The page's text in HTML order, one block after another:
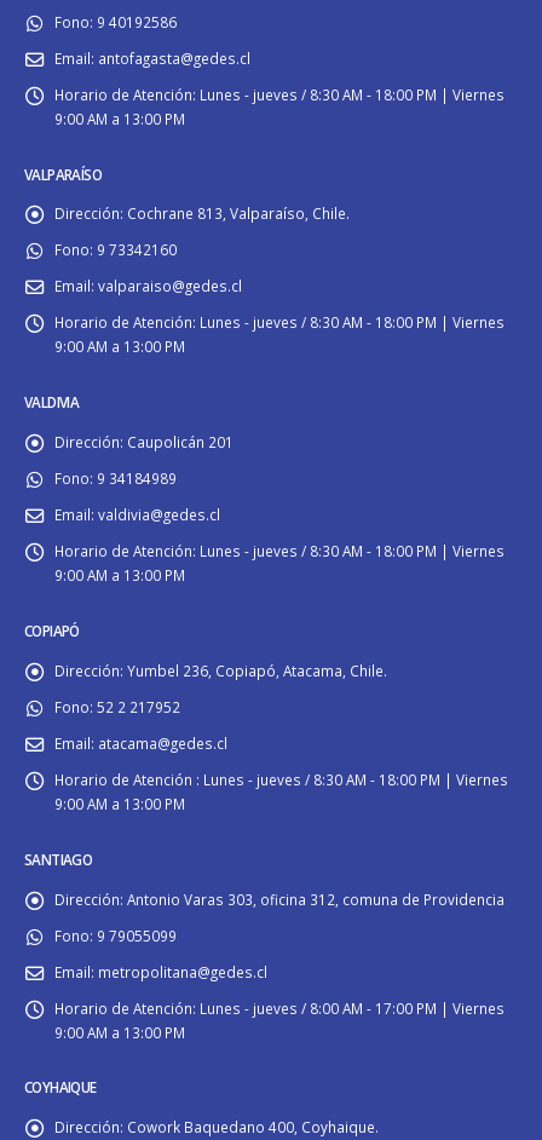
Fono: 9 40192586
Email: antofagasta@gedes.cl
Horario de Atención: Lunes - jueves / 8:30 AM - 18:00 PM | Viernes
9:00 AM a 13:00 PM
VALPARAÍSO
Dirección: Cochrane 813, Valparaíso, Chile.
Fono: 9 73342160
Email: valparaiso@gedes.cl
Horario de Atención: Lunes - jueves / 8:30 AM - 18:00 PM | Viernes
9:00 AM a 13:00 PM
VALDIVIA
Dirección: Caupolicán 201
Fono: 9 34184989
Email: valdivia@gedes.cl
Horario de Atención: Lunes - jueves / 8:30 AM - 18:00 PM | Viernes
9:00 AM a 13:00 PM
COPIAPÓ
Dirección: Yumbel 236, Copiapó, Atacama, Chile.
Fono: 52 2 217952
Email: atacama@gedes.cl
Horario de Atención : Lunes - jueves / 8:30 AM - 18:00 PM | Viernes
9:00 AM a 13:00 PM
SANTIAGO
Dirección: Antonio Varas 303, oficina 312, comuna de Providencia
Fono: 9 79055099
Email: metropolitana@gedes.cl
Horario de Atención: Lunes - jueves / 8:00 AM - 17:00 PM | Viernes
9:00 AM a 13:00 PM
COYHAIQUE
Dirección: Cowork Baquedano 400, Coyhaique.